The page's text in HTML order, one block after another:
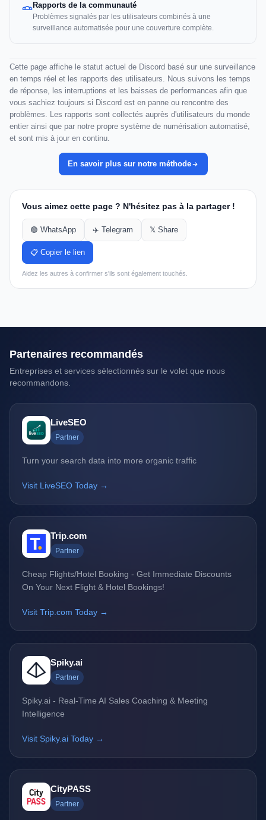
Rapports de la communauté
Problèmes signalés par les utilisateurs combinés à une
surveillance automatisée pour une couverture complète.
Cette page affiche le statut actuel de Discord basé sur une surveillance
en temps réel et les rapports des utilisateurs. Nous suivons les temps
de réponse, les interruptions et les baisses de performances afin que
vous sachiez toujours si Discord est en panne ou rencontre des
problèmes. Les rapports sont collectés auprès d'utilisateurs du monde
entier ainsi que par notre propre système de numérisation automatisé,
et sont mis à jour en continu.
En savoir plus sur notre méthode
Vous aimez cette page ? N'hésitez pas à la partager !
🟢 WhatsApp ✈️ Telegram 𝕏 Share
📋 Copier le lien
Aidez les autres à confirmer s'ils sont également touchés.
Partenaires recommandés
Entreprises et services sélectionnés sur le volet que nous
recommandons.
LiveSEO
Partner
Turn your search data into more organic traffic
Visit LiveSEO Today →
Trip.com
Partner
Cheap Flights/Hotel Booking - Get Immediate Discounts
On Your Next Flight & Hotel Bookings!
Visit Trip.com Today →
Spiky.ai
Partner
Spiky.ai - Real-Time AI Sales Coaching & Meeting
Intelligence
Visit Spiky.ai Today →
CityPASS
Partner